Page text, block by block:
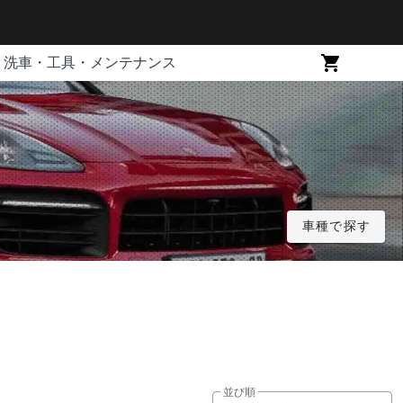
洗車・工具・メンテナンス
車種で探す
並び順